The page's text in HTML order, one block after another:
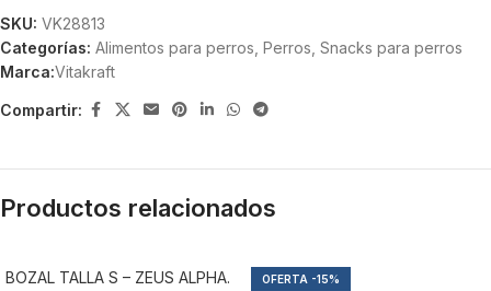
SKU: VK28813
Categorías: Alimentos para perros Perros Snacks para perros
Marca:Vitakraft
Compartir:
Productos relacionados
BOZAL TALLA S – ZEUS ALPHA. -15%